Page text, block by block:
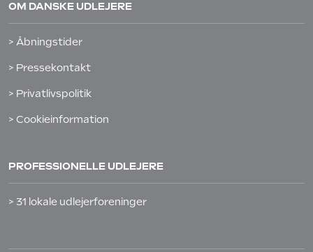
OM DANSKE UDLEJERE
> Åbningstider
> Pressekontakt
> Privatlivspolitik
> Cookieinformation
PROFESSIONELLE UDLEJERE
> 31 lokale udlejerforeninger